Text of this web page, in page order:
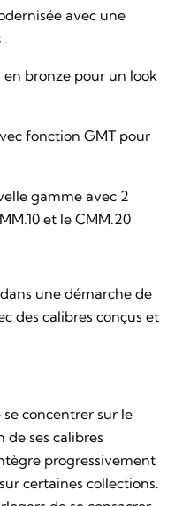
avec une
.
en bronze pour un look
fonction GMT pour
gamme avec 2
et le CMM.20
une démarche de
des calibres conçus et
concentrer sur le
ses calibres
progressivement
certaines collections.